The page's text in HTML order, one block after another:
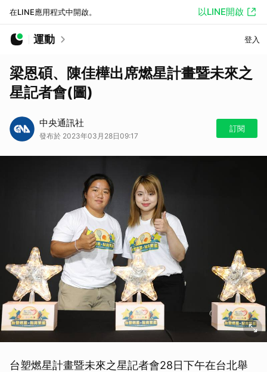
在LINE應用程式中開啟。 以LINE開啟
運動 登入
梁恩碩、陳佳樺出席燃星計畫暨未來之
星記者會(圖)
中央通訊社
發布於 2023年03月28日09:17
訂閱
台塑燃星計畫暨未來之星記者會28日下午在台北舉